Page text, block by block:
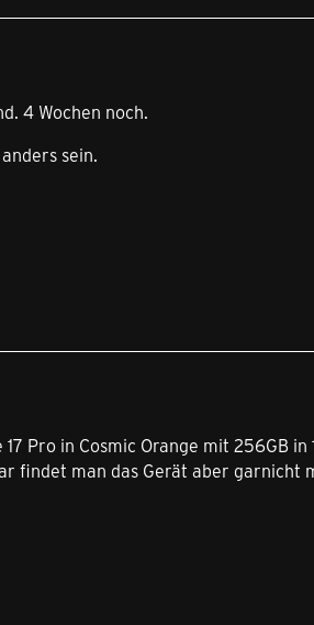
4 Wochen noch.
sein.
Pro in Cosmic Orange mit 256GB
findet man das Gerät aber garnicht